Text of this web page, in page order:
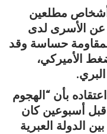
أشخاص مطلعين
عن الأسرى لدى
حساسة وقد
الأميركي،
بأن “الهجوم
قبل أسبوعين كان
الدولة العبرية